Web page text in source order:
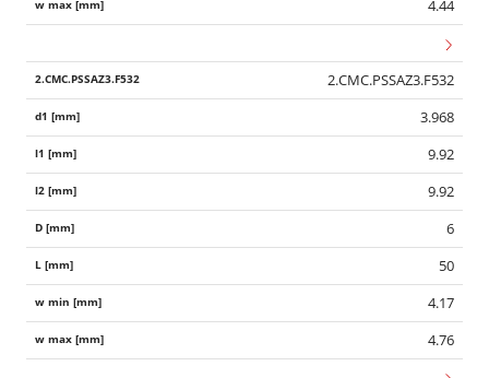
4.44
2.CMC.PSSAZ3.F532
3.968
9.92
9.92
6
50
4.17
4.76